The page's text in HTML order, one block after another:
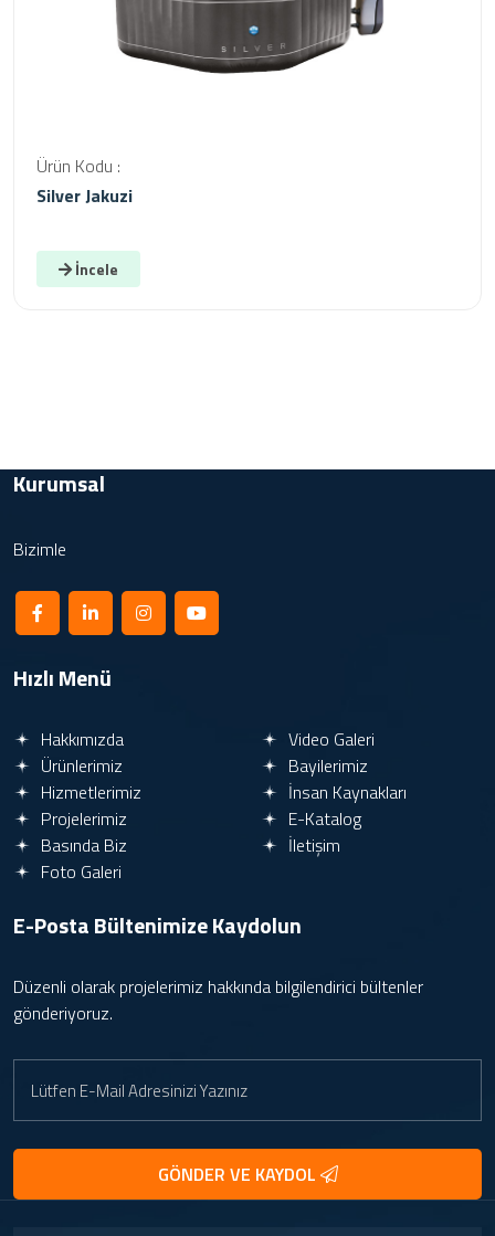
Ürün Kodu :
Silver Jakuzi
İncele
Kurumsal
Bizimle
Hızlı Menü
Hakkımızda
Ürünlerimiz
Hizmetlerimiz
Projelerimiz
Basında Biz
Foto Galeri
Video Galeri
Bayilerimiz
İnsan Kaynakları
E-Katalog
İletişim
E-Posta BültenimizeKaydolun
Düzenli olarak projelerimiz hakkında bilgilendirici bültenler
gönderiyoruz.
GÖNDER VE KAYDOL